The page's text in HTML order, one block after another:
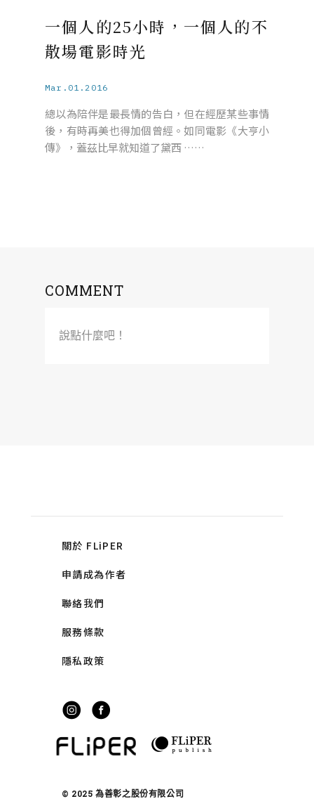
一個人的25小時，一個人的不
散場電影時光
Mar.01.2016
總以為陪伴是最長情的告白，但在經歷某些事情
後，有時再美也得加個曾經。如同電影《大亨小
傳》，蓋茲比早就知道了黛西 ……
COMMENT
說點什麼吧！
關於 FLiPER
申請成為作者
聯絡我們
服務條款
隱私政策
© 2025 為善彰之股份有限公司